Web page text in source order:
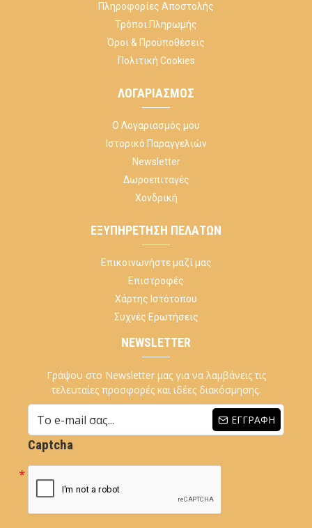
Πληροφορίες Αποστολής
Τρόποι Πληρωμής
Όροι & Προϋποθέσεις
Πολιτική Cookies
ΛΟΓΑΡΙΑΣΜΌΣ
Ο Λογαριασμός μου
Ιστορικό Παραγγελιών
Newsletter
Δωροεπιταγές
Χονδρική
ΕΞΥΠΗΡΈΤΗΣΗ ΠΕΛΑΤΏΝ
Επικοινωνήστε μαζί μας
Επιστροφές
Χάρτης Ιστότοπου
Συχνές Ερωτήσεις
NEWSLETTER
Γράψου στο Newsletter μας για να λαμβάνεις τις
τελευταίες προσφορές και ιδέες διακόσμησης.
ΕΓΓΡΑΦΉ
Captcha